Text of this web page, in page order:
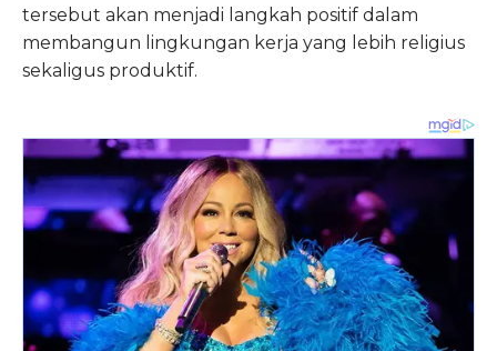
tersebut akan menjadi langkah positif dalam
membangun lingkungan kerja yang lebih religius
sekaligus produktif.